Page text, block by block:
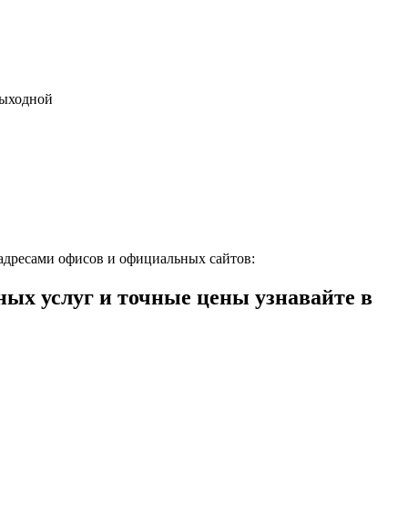
офисов и официальных сайтов:
услуг и точные цены узнавайте в